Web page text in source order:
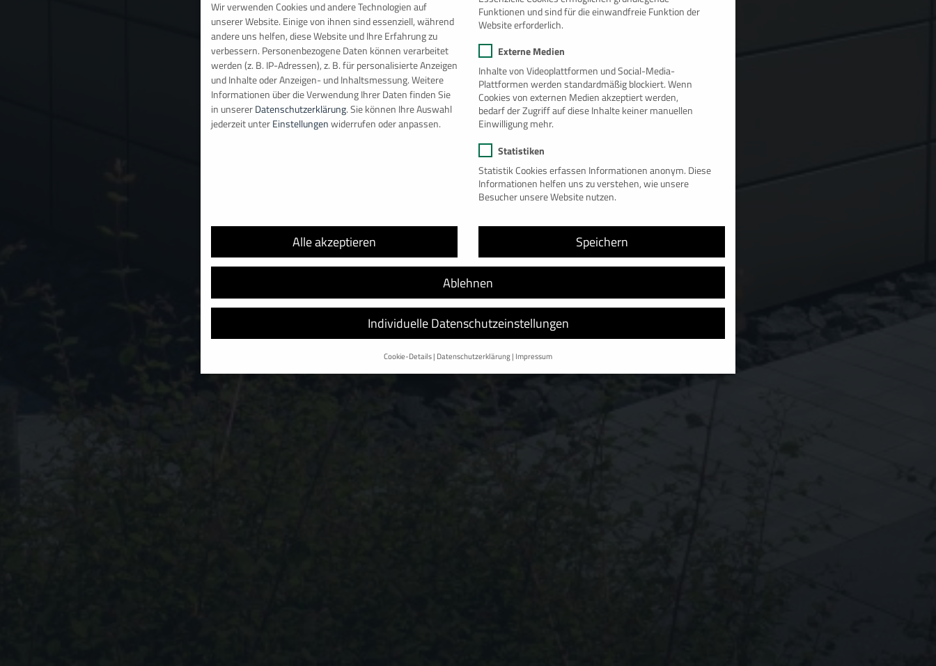
Wir verwenden Cookies und andere Technologien auf
unserer Website. Einige von ihnen sind essenziell, während
andere uns helfen, diese Website und Ihre Erfahrung zu
verbessern. Personenbezogene Daten können verarbeitet
werden (z. B. IP-Adressen), z. B. für personalisierte Anzeigen
und Inhalte oder Anzeigen- und Inhaltsmessung.Weitere
Informationen über die Verwendung Ihrer Daten finden Sie
in unsererDatenschutzerklärung.Sie können Ihre Auswahl
jederzeit unterEinstellungenwiderrufen oder anpassen.
Funktionen und sind für die einwandfreie Funktion der
Website erforderlich.
Externe Medien
Inhalte von Videoplattformen und Social-Media-
Plattformen werden standardmäßig blockiert. Wenn
Cookies von externen Medien akzeptiert werden,
bedarf der Zugriff auf diese Inhalte keiner manuellen
Einwilligung mehr.
Statistiken
Statistik Cookies erfassen Informationen anonym. Diese
Informationen helfen uns zu verstehen, wie unsere
Besucher unsere Website nutzen.
Alle akzeptieren Speichern
Ablehnen
Individuelle Datenschutzeinstellungen
Cookie-Details Datenschutzerklärung Impressum
Datenschutzeinstellungen